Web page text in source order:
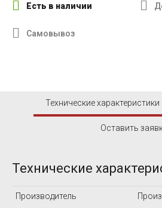
Есть в наличии
Самовывоз
Технические характеристики
Оставить
Технические
Производитель